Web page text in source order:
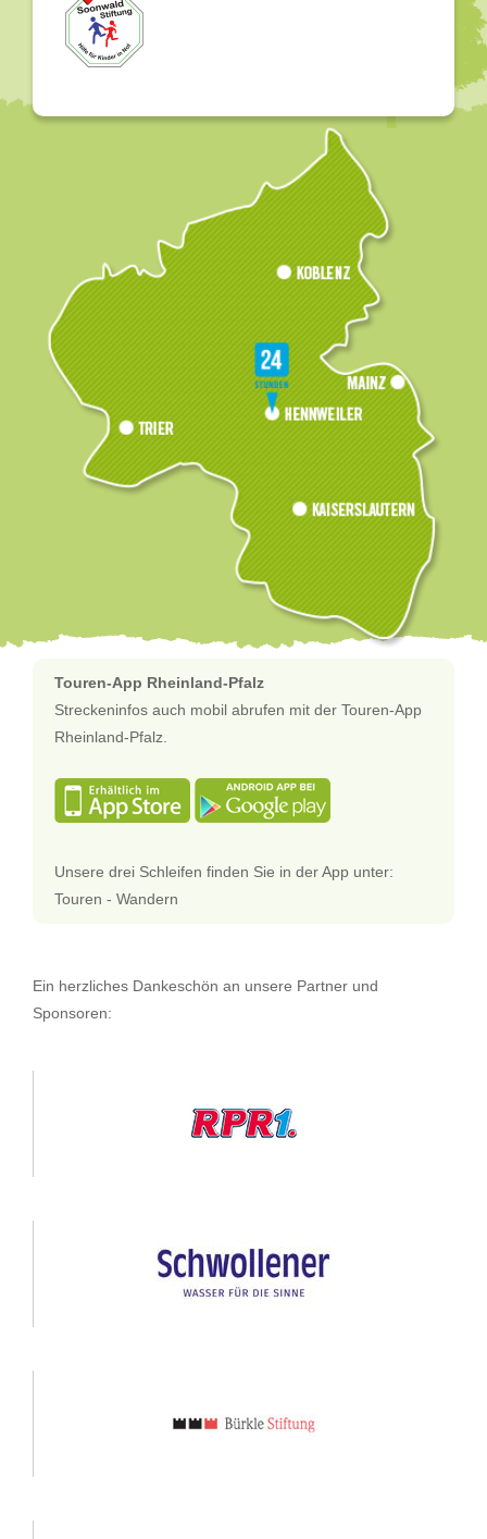
Touren-App Rheinland-Pfalz
Streckeninfos auch mobil abrufen mit der Touren-App
Rheinland-Pfalz.
Unsere drei Schleifen finden Sie in der App unter:
Touren - Wandern
Ein herzliches Dankeschön an unsere Partner und
Sponsoren: